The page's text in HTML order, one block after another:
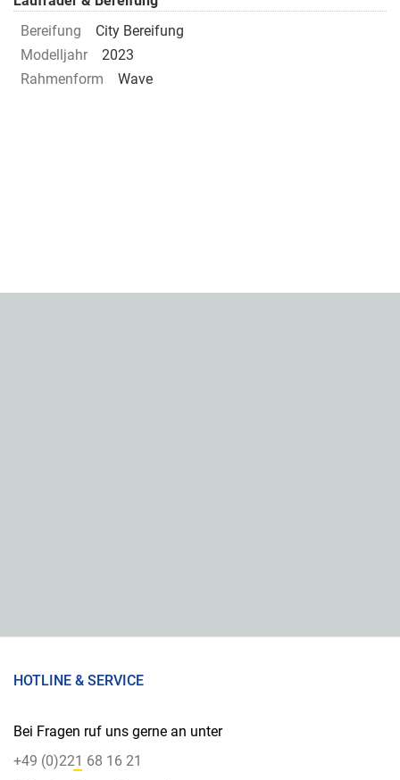
Bereifung
City Bereifung
Modelljahr
2023
Rahmenform
Wave
HOTLINE & SERVICE
Bei Fragen ruf uns gerne an unter
+49 (0)221 68 16 21